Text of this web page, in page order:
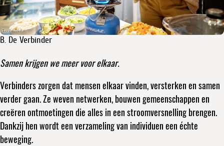
B. De Verbinder
Samen krijgen we meer voor elkaar.
Verbinders zorgen dat mensen elkaar vinden, versterken en samen
verder gaan. Ze weven netwerken, bouwen gemeenschappen en
creëren ontmoetingen die alles in een stroomversnelling brengen.
Dankzij hen wordt een verzameling van individuen een échte
beweging.